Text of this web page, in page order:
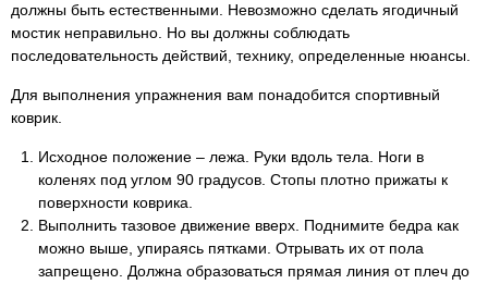
должны быть естественными. Невозможно сделать ягодичный
мостик неправильно. Но вы должны соблюдать
последовательность действий, технику, определенные нюансы.
Для выполнения упражнения вам понадобится спортивный
коврик.
Исходное положение – лежа. Руки вдоль тела. Ноги в
коленях под углом 90 градусов. Стопы плотно прижаты к
поверхности коврика.
Выполнить тазовое движение вверх. Поднимите бедра как
можно выше, упираясь пятками. Отрывать их от пола
запрещено. Должна образоваться прямая линия от плеч до